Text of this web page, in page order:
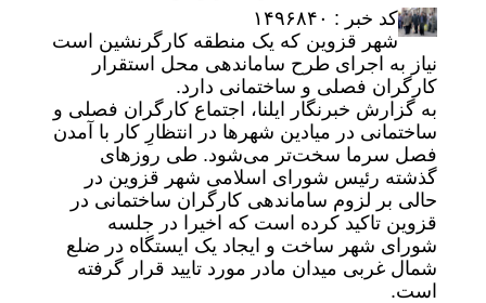
کد خبر : ۱۴۹۶۸۴۰
شهر قزوین که یک منطقه کارگرنشین است
نیاز به اجرای طرح ساماندهی محل استقرار
کارگران فصلی و ساختمانی دارد.
به گزارش خبرنگار ایلنا، اجتماع کارگران فصلی و
ساختمانی در میادین شهرها در انتظارِ کار با آمدن
فصل سرما سخت‌تر می‌شود. طی روزهای
گذشته رئیس شورای اسلامی شهر قزوین در
حالی بر لزوم ساماندهی کارگران ساختمانی در
قزوین تاکید کرده است که اخیرا در جلسه
شورای شهر ساخت و ایجاد یک ایستگاه در ضلع
شمال غربی میدان مادر مورد تایید قرار گرفته
است.